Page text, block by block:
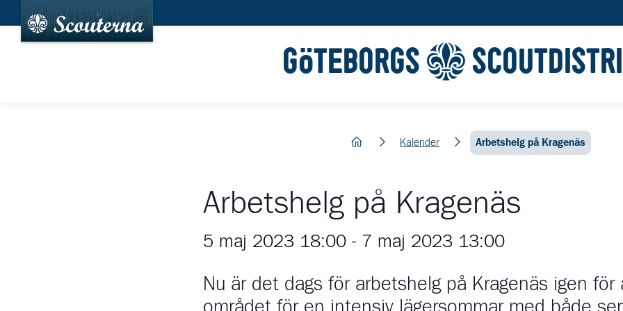
GÖTEBORGS
hem Kalender Arbetshelg på Kragenäs
Arbetshelg på Kragenäs
5 maj 2023 18:00 - 7 maj 2023 13:00
Nu är det dags för arbetshelg på Kragenäs igen för